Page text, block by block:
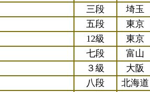
三段 埼玉
五段 東京
12級 東京
七段 富山
３級 大阪
八段 北海道